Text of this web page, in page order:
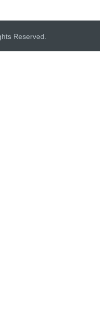
Reserved.